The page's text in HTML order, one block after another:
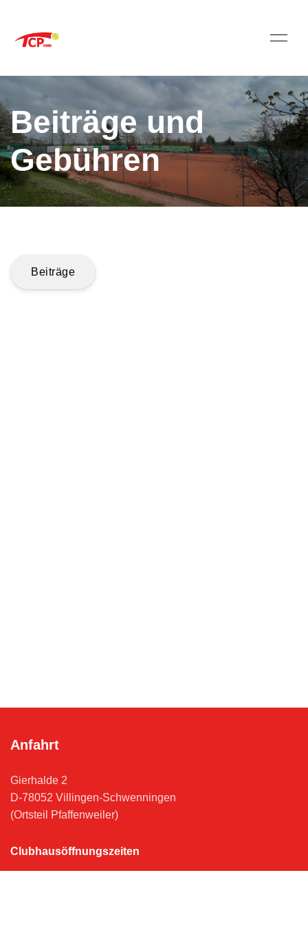
Beiträge und
Gebühren
Beiträge
Anfahrt
Gierhalde 2
D-78052 Villingen-Schwenningen
(Ortsteil Pfaffenweiler)
Clubhausöffnungszeiten